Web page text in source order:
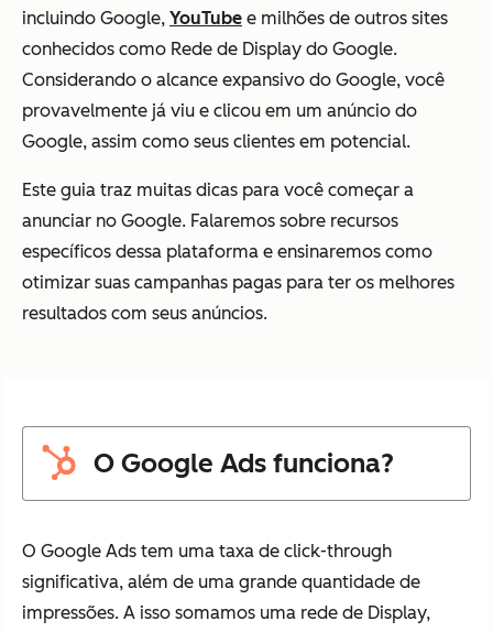
incluindo Google, YouTube e milhões de outros sites
conhecidos como Rede de Display do Google.
Considerando o alcance expansivo do Google, você
provavelmente já viu e clicou em um anúncio do
Google, assim como seus clientes em potencial.
Este guia traz muitas dicas para você começar a
anunciar no Google. Falaremos sobre recursos
específicos dessa plataforma e ensinaremos como
otimizar suas campanhas pagas para ter os melhores
resultados com seus anúncios.
O Google Ads funciona?
O Google Ads tem uma taxa de click-through
significativa, além de uma grande quantidade de
impressões. A isso somamos uma rede de Display,